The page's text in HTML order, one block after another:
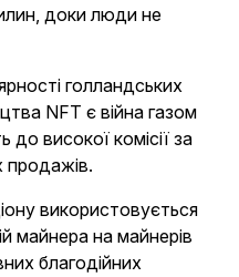
доки люди не
голландських
NFT є війна газом
високої комісії за
продажів.
використовується
майнера на майнерів
благодійних